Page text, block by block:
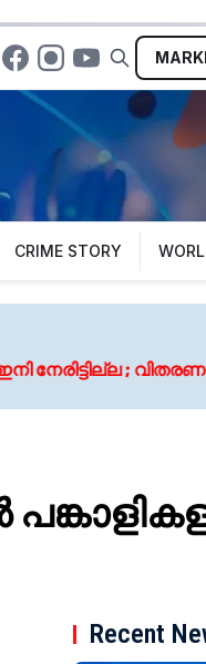
CRIME STORY
നിന്ന് സഹകരണ
Recent